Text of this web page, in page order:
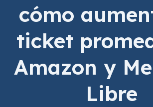
cómo
ticket
Amazon y
Libre